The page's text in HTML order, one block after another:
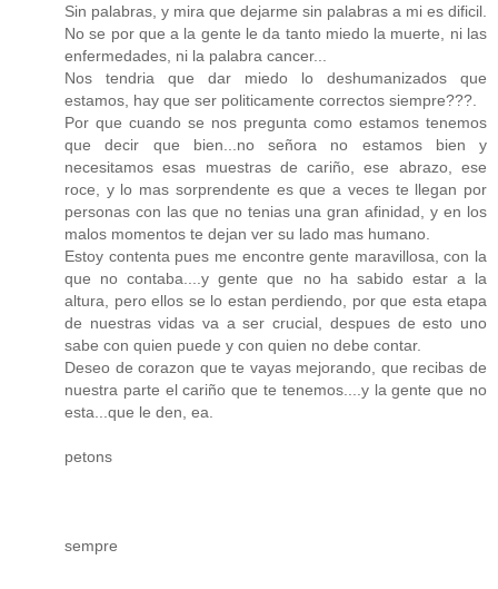
Sin palabras, y mira que dejarme sin palabras a mi es dificil.
No se por que a la gente le da tanto miedo la muerte, ni las
enfermedades, ni la palabra cancer...
Nos tendria que dar miedo lo deshumanizados que
estamos, hay que ser politicamente correctos siempre???.
Por que cuando se nos pregunta como estamos tenemos
que decir que bien...no señora no estamos bien y
necesitamos esas muestras de cariño, ese abrazo, ese
roce, y lo mas sorprendente es que a veces te llegan por
personas con las que no tenias una gran afinidad, y en los
malos momentos te dejan ver su lado mas humano.
Estoy contenta pues me encontre gente maravillosa, con la
que no contaba....y gente que no ha sabido estar a la
altura, pero ellos se lo estan perdiendo, por que esta etapa
de nuestras vidas va a ser crucial, despues de esto uno
sabe con quien puede y con quien no debe contar.
Deseo de corazon que te vayas mejorando, que recibas de
nuestra parte el cariño que te tenemos....y la gente que no
esta...que le den, ea.
petons
sempre